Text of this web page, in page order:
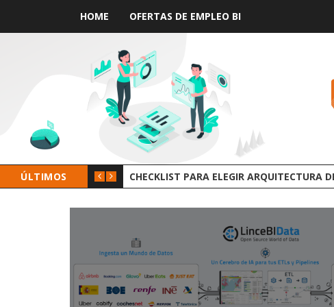
HOME OFERTAS DE EMPLEO BI
ÚLTIMOS GROOT AI LINCEBI: LA NUEVA